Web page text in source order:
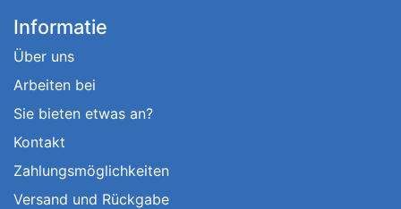
Informatie
Über uns
Arbeiten bei
Sie bieten etwas an?
Kontakt
Zahlungsmöglichkeiten
Versand und Rückgabe